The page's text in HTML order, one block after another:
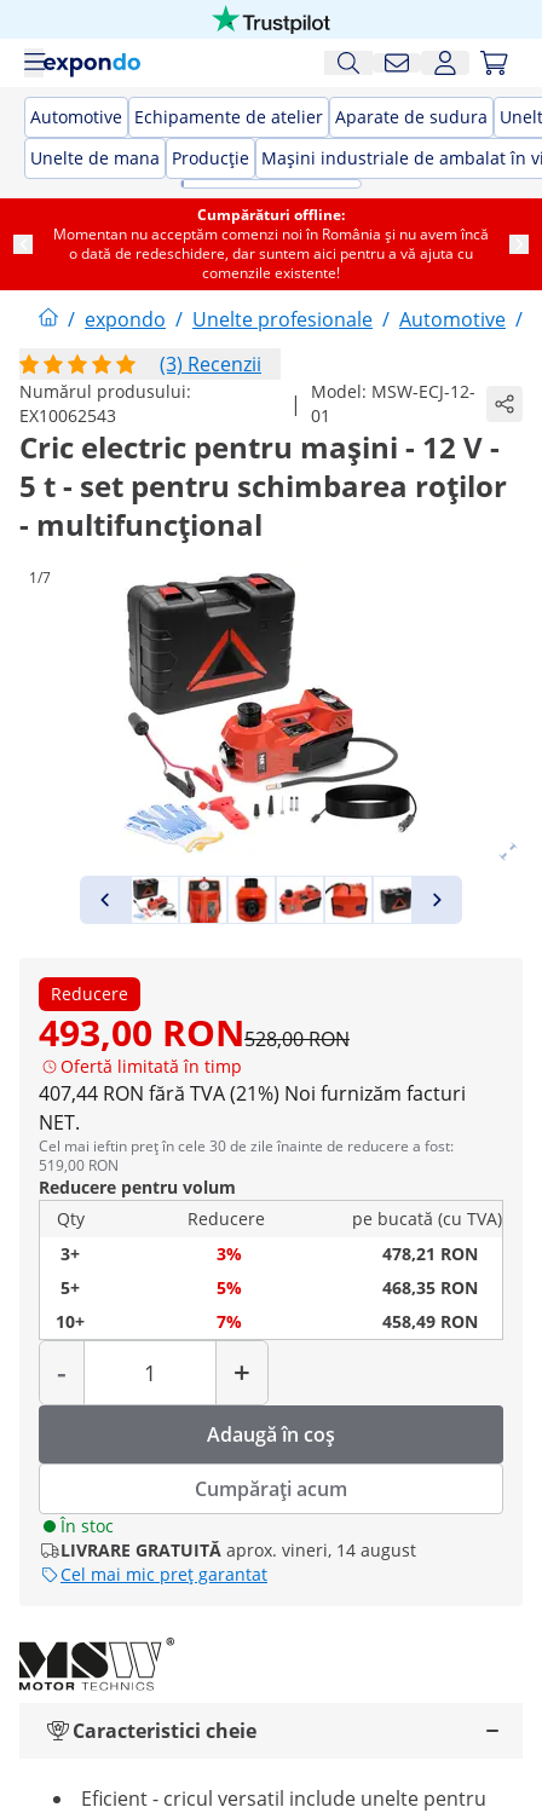
Automotive Echipamente de atelier Aparate de sudura
Unelte de mana
Producție Mașini industriale de ambalat în
Cumpărături offline:
Momentan nu acceptăm comenzi noi în România și nu avem încă
o dată de redeschidere, dar suntem aici pentru a vă ajuta cu
comenzile existente!
/ expondo / Unelte profesionale / Automotive /
(3) Recenzii
Numărul produsului:
EX10062543
| Model: MSW-ECJ-12-
01
Cric electric pentru mașini - 12 V -
5 t - set pentru schimbarea roților
- multifuncțional
1/7
Reducere
493,00 RON528,00 RON
Ofertă limitată în timp
407,44 RON fără TVA (21%) Noi furnizăm facturi
NET.
Cel mai ieftin preț în cele 30 de zile înainte de reducere a fost:
519,00 RON
Reducere pentru volum
Qty
Reducere
pe bucată (cu TVA)
3+
3%
478,21 RON
5+
5%
468,35 RON
10+
7% 458,49 RON
-
Cantitate
+
Adaugă în coș
Cumpărați acum
În stoc
LIVRARE GRATUITĂ aprox. vineri, 14 august
Cel mai mic preț garantat
Caracteristici cheie
Eficient - cricul versatil include unelte pentru